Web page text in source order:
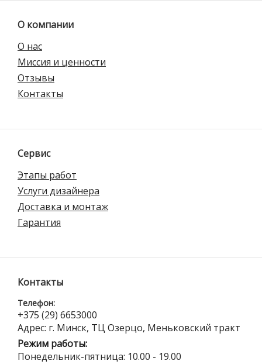
О компании
О нас
Миссия и ценности
Отзывы
Контакты
Сервис
Этапы работ
Услуги дизайнера
Доставка и монтаж
Гарантия
Контакты
Телефон:
+375 (29) 6653000
Адрес: г. Минск, ТЦ Озерцо, Меньковский тракт
Режим работы:
Понедельник-пятница: 10.00 - 19.00